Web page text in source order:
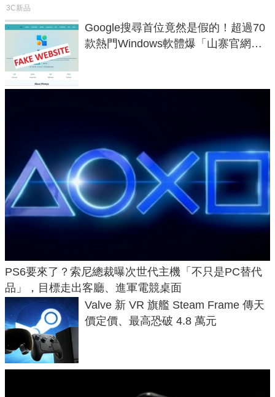
3C新品
Google搜尋首位竟然是假的！超過70
款熱門Windows軟體爆「山寨官網」
PS6要來了？索尼總裁曝次世代主機「不只是PC替代
品」，目標走出客廳、進軍電競桌面
Valve 新 VR 旗艦 Steam Frame 傳天
價定價、最高恐破 4.8 萬元